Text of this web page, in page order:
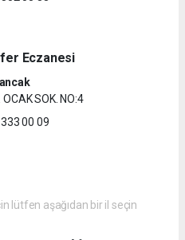
Eczanesi
SOK. NO:4
00 09
lütfen aşağıdan bir il seçin